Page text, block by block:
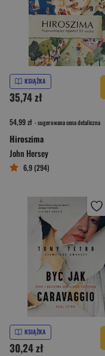
KSIĄŻKA
35,74 zł
54,99 zł - sugerowana cena detaliczna
Hiroszima
John Hersey
6,9 (294)
KSIĄŻKA
30,24 zł